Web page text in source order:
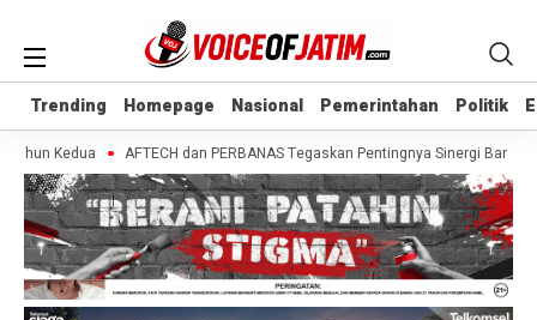
Trending Homepage Nasional Pemerintahan Politik
Trending Homepage Nasional Pemerintahan Politik
Kedua AFTECH dan PERBANAS Tegaskan Pentingnya Sinergi Bank-